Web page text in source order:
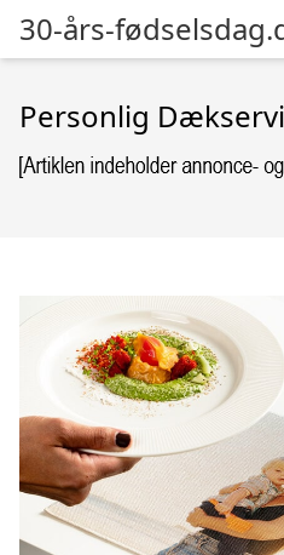
30-års-
Personlig